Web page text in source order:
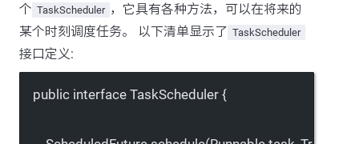
个 TaskScheduler ，它具有各种方法，可以在将来的
某个时刻调度任务。 以下清单显示了 TaskScheduler
接口定义:
public interface TaskScheduler {